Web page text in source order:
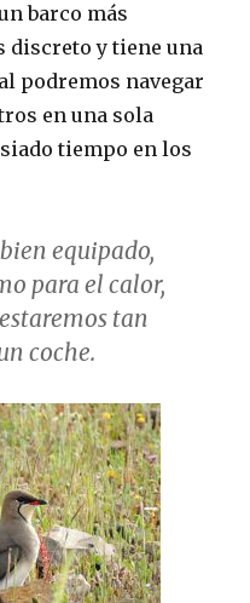
barco más
discreto y tiene una
podremos navegar
en una sola
tiempo en los
equipado,
para el calor,
tan
coche.